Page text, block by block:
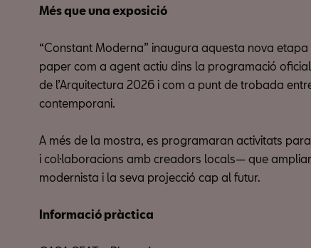
Més que una exposició
“Constant Moderna” inaugura aquesta nova etapa
paper com a agent actiu dins la programació
de l’Arquitectura 2026 i com a punt de trobada
contemporani.
A més de la mostra, es programaran activitats
i col·laboracions amb creadors locals— que
modernista i la seva projecció cap al futur.
Informació pràctica